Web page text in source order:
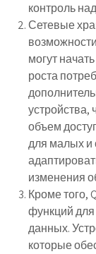
контроль
Сетевые
могут
роста
устройства,
объем
для малых и
изменения
Кроме того,
функций
данных.
которые